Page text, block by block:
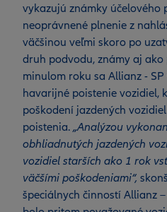
vykazujú známky účelového
neoprávnené plnenie z
väčšinou veľmi skoro po
druh podvodu, známy aj
minulom roku sa Allianz -
havarijné poistenie vozidiel,
poškodení jazdených
poistenia. „Analýzou
obhliadnutých jazdených
vozidiel starších ako 1 rok
väčšími poškodeniami“,
špeciálnych činností Allianz